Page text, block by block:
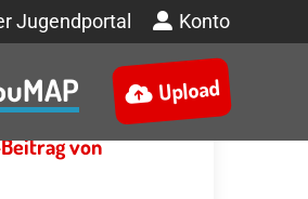
Jugendportal Konto
Upload
von